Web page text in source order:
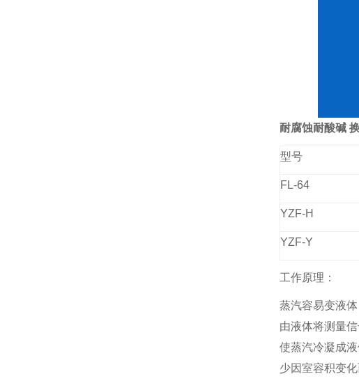
耐腐蚀耐酸碱
型号
FL-64
YZF-H
YZF-Y
工作原理：
蒸汽容易变液
由液体将测量
使蒸汽冷凝成
少因室容积变